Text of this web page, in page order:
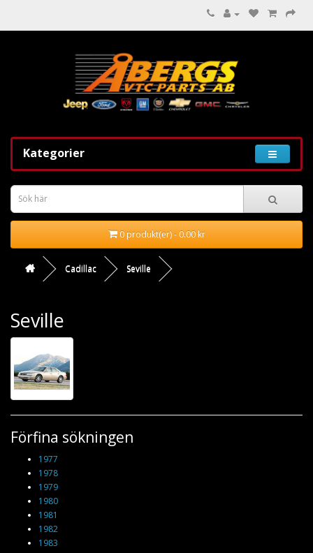
Kategorier
0 produkt(er) - 0.00 kr
Cadillac Seville
Seville
Förfina sökningen
1977
1978
1979
1980
1981
1982
1983